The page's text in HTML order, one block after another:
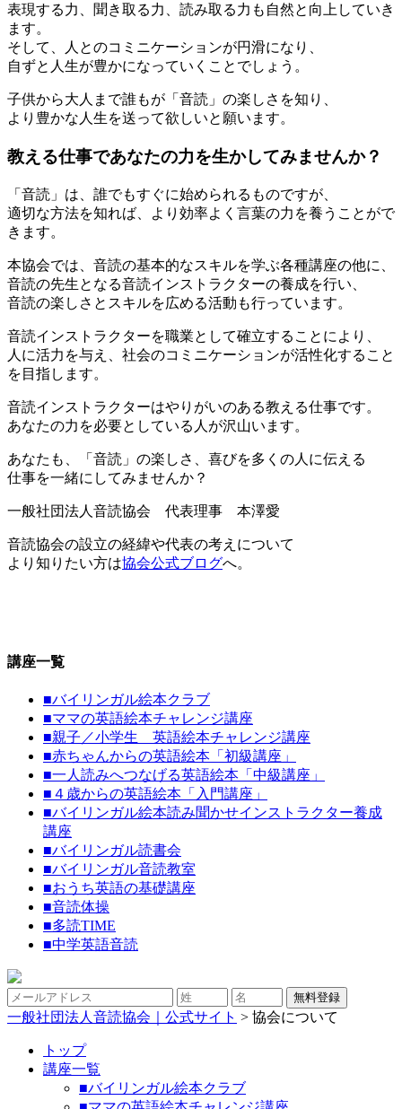
表現する力、聞き取る力、読み取る力も自然と向上していき
ます。
そして、人とのコミニケーションが円滑になり、
自ずと人生が豊かになっていくことでしょう。
子供から大人まで誰もが「音読」の楽しさを知り、
より豊かな人生を送って欲しいと願います。
教える仕事であなたの力を生かしてみませんか？
「音読」は、誰でもすぐに始められるものですが、
適切な方法を知れば、より効率よく言葉の力を養うことがで
きます。
本協会では、音読の基本的なスキルを学ぶ各種講座の他に、
音読の先生となる音読インストラクターの養成を行い、
音読の楽しさとスキルを広める活動も行っています。
音読インストラクターを職業として確立することにより、
人に活力を与え、社会のコミニケーションが活性化すること
を目指します。
音読インストラクターはやりがいのある教える仕事です。
あなたの力を必要としている人が沢山います。
あなたも、「音読」の楽しさ、喜びを多くの人に伝える
仕事を一緒にしてみませんか？
一般社団法人音読協会 代表理事 本澤愛
音読協会の設立の経緯や代表の考えについて
より知りたい方は協会公式ブログへ。
講座一覧
■バイリンガル絵本クラブ
■ママの英語絵本チャレンジ講座
■親子／小学生 英語絵本チャレンジ講座
■赤ちゃんからの英語絵本「初級講座」
■一人読みへつなげる英語絵本「中級講座」
■ ４歳からの英語絵本「入門講座」
■バイリンガル絵本読み聞かせインストラクター養成
講座
■バイリンガル読書会
■バイリンガル音読教室
■おうち英語の基礎講座
■音読体操
■多読TIME
■中学英語音読
一般社団法人音読協会｜公式サイト > 協会について
トップ
講座一覧
■バイリンガル絵本クラブ